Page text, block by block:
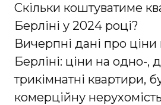
Скільки коштуватиме
Берліні у 2024 році?
Вичерпні дані про ціни
Берліні: ціни на одно-,
трикімнатні квартири,
комерційну